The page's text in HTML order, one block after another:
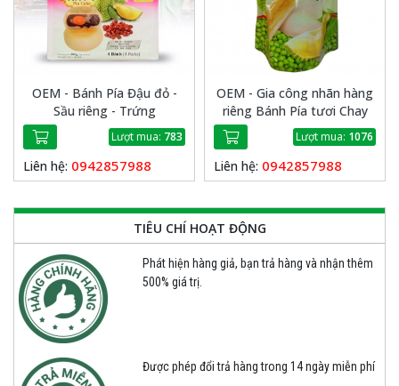
OEM - Bánh Pía Đậu đỏ -
Sầu riêng - Trứng
Lượt mua: 783
Liên hệ: 0942857988
OEM - Gia công nhãn hàng
riêng Bánh Pía tươi Chay
Lượt mua: 1076
Liên hệ: 0942857988
TIÊU CHÍ HOẠT ĐỘNG
Phát hiện hàng giả, bạn trả hàng và nhận thêm
500% giá trị.
Được phép đổi trả hàng trong 14 ngày miễn phí